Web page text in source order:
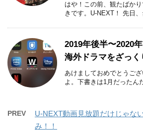
はや！この前、観たばか
きです。U-NEXT！ 先日
2019年後半〜2020
海外ドラマをざっく
あけましておめでとうご
よ。下書きは1月だったん
PREV
U-NEXT動画見放題だけじゃな
み！！